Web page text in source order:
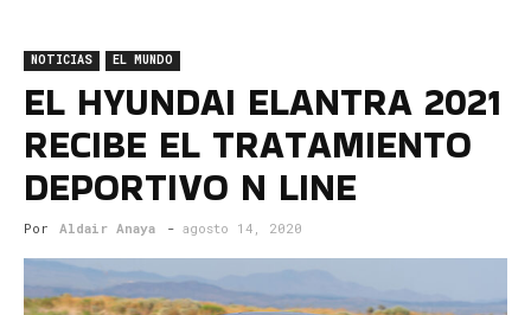
Magazine
NOTICIAS EL MUNDO
EL HYUNDAI ELANTRA 2021
RECIBE EL TRATAMIENTO
DEPORTIVO N LINE
Por Aldair Anaya - agosto 14, 2020